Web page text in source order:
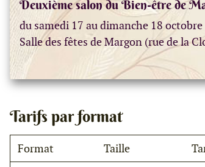
Deuxième salon du Bien-être de
du samedi 17 au dimanche 18
Salle des fêtes de Margon (rue de la
Tarifs par format
Format Taille